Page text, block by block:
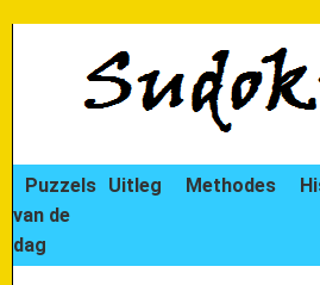
Puzzels
van de
dag
Uitleg Methodes